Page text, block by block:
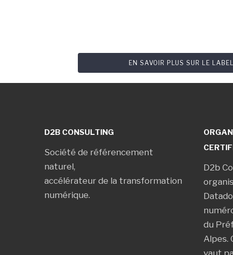
EN SAVOIR PLUS SUR LE
D2B CONSULTING
Société de référencement
naturel,
accélérateur de la transformation
numérique.
D2b
du
Alpes.
vaut